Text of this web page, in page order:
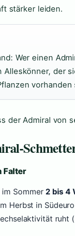
stärker leiden.
Wer einen
der
vorhanden
der Admiral von
Falter
im Sommer 2 bis 4
Herbst in
ruht